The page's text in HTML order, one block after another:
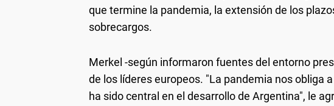
que termine la pandemia, la extensión de los
sobrecargos.
Merkel -según informaron fuentes del entorno
de los líderes europeos. "La pandemia nos obliga
ha sido central en el desarrollo de Argentina", le